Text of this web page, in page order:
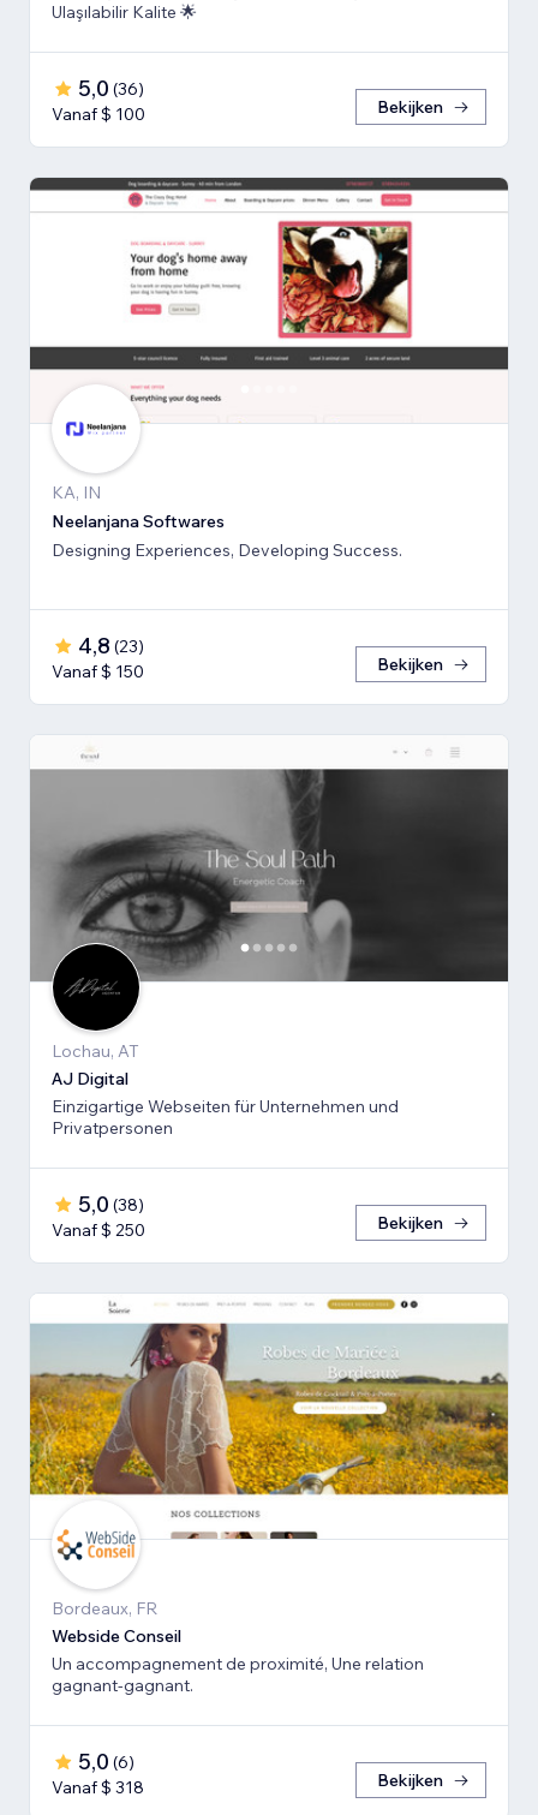
Ulaşılabilir Kalite 🌟
5,0 (36)
Vanaf $ 100
Bekijken
KA, IN
Neelanjana Softwares
Designing Experiences, Developing Success.
4,8 (23)
Vanaf $ 150
Bekijken
Lochau, AT
AJ Digital
Einzigartige Webseiten für Unternehmen und
Privatpersonen
5,0 (38)
Vanaf $ 250
Bekijken
Bordeaux, FR
Webside Conseil
Un accompagnement de proximité, Une relation
gagnant-gagnant.
5,0 (6)
Vanaf $ 318
Bekijken